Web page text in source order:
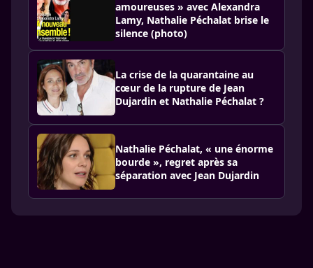
amoureuses » avec Alexandra
Lamy, Nathalie Péchalat brise le
silence (photo)
La crise de la quarantaine au
cœur de la rupture de Jean
Dujardin et Nathalie Péchalat ?
Nathalie Péchalat, « une énorme
bourde », regret après sa
séparation avec Jean Dujardin